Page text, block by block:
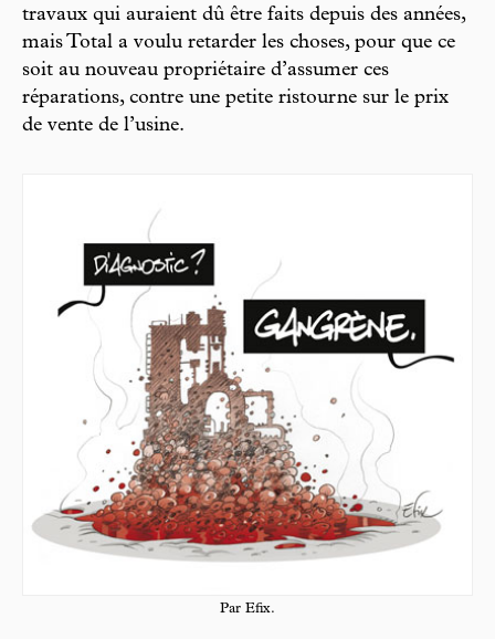
travaux qui auraient dû être faits depuis des années,
mais Total a voulu retarder les choses, pour que ce
soit au nouveau propriétaire d’assumer ces
réparations, contre une petite ristourne sur le prix
de vente de l’usine.
Par Efix.